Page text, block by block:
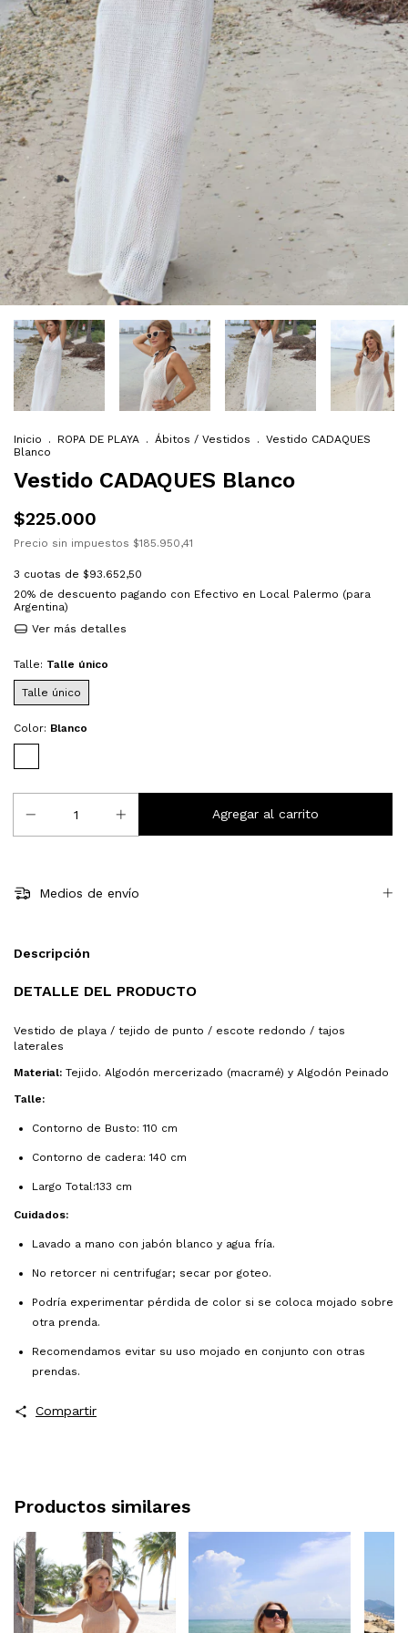
Inicio . ROPA DE PLAYA . Ábitos / Vestidos . Vestido CADAQUES
Blanco
Vestido CADAQUES Blanco
$225.000
Precio sin impuestos $185.950,41
3 cuotas de $93.652,50
20% de descuento pagando con Efectivo en Local Palermo (para
Argentina)
Ver más detalles
Talle: Talle único
Talle único
Color: Blanco
Medios de envío
Descripción
DETALLE DEL PRODUCTO
Vestido de playa / tejido de punto / escote redondo / tajos
laterales
Material: Tejido. Algodón mercerizado (macramé) y Algodón Peinado
Talle:
Contorno de Busto: 110 cm
Contorno de cadera: 140 cm
Largo Total:133 cm
Cuidados:
Lavado a mano con jabón blanco y agua fría.
No retorcer ni centrifugar; secar por goteo.
Podría experimentar pérdida de color si se coloca mojado sobre
otra prenda.
Recomendamos evitar su uso mojado en conjunto con otras
prendas.
Compartir
Productos similares